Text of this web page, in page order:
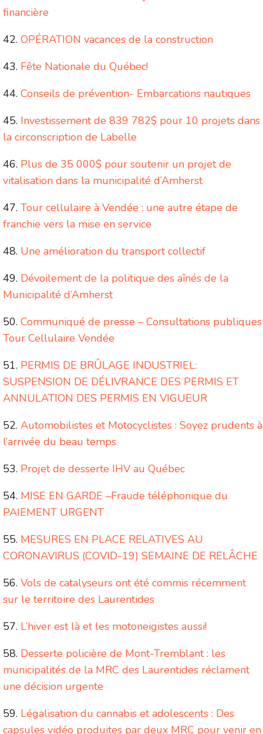
financière
OPÉRATION vacances de la construction
Fête Nationale du Québec!
Conseils de prévention- Embarcations nautiques
Investissement de 839 782$ pour 10 projets dans
la circonscription de Labelle
Plus de 35 000$ pour soutenir un projet de
vitalisation dans la municipalité d’Amherst
Tour cellulaire à Vendée : une autre étape de
franchie vers la mise en service
Une amélioration du transport collectif
Dévoilement de la politique des aînés de la
Municipalité d’Amherst
Communiqué de presse – Consultations publiques
Tour Cellulaire Vendée
PERMIS DE BRÛLAGE INDUSTRIEL:
SUSPENSION DE DÉLIVRANCE DES PERMIS ET
ANNULATION DES PERMIS EN VIGUEUR
Automobilistes et Motocyclistes : Soyez prudents à
l’arrivée du beau temps
Projet de desserte IHV au Québec
MISE EN GARDE –Fraude téléphonique du
PAIEMENT URGENT
MESURES EN PLACE RELATIVES AU
CORONAVIRUS (COVID-19) SEMAINE DE RELÂCHE
Vols de catalyseurs ont été commis récemment
sur le territoire des Laurentides
L’hiver est là et les motoneigistes aussi!
Desserte policière de Mont-Tremblant : les
municipalités de la MRC des Laurentides réclament
une décision urgente
Légalisation du cannabis et adolescents : Des
capsules vidéo produites par deux MRC pour venir en